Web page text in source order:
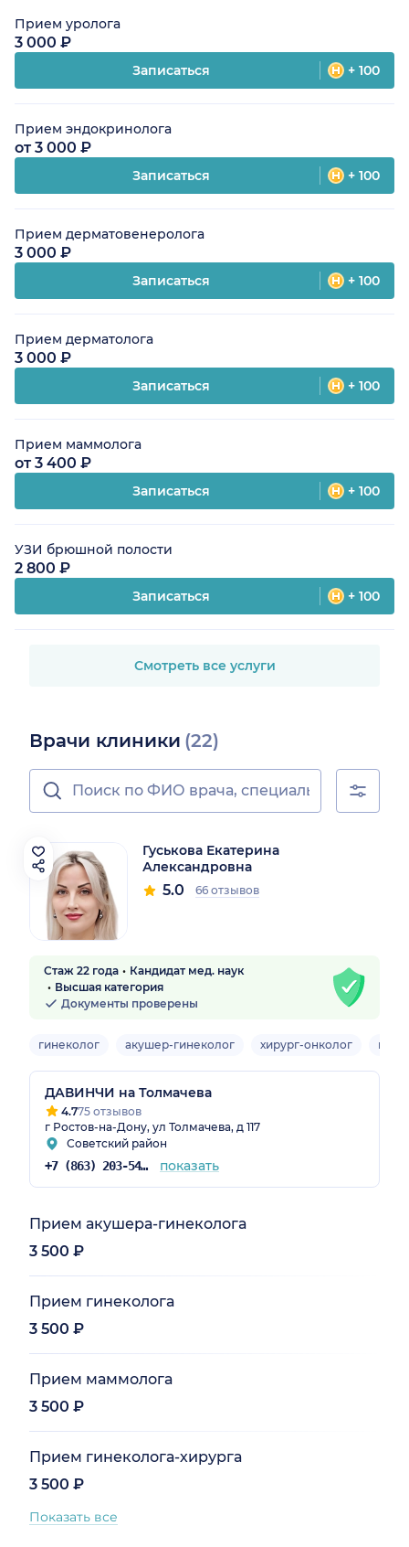
Прием уролога
3 000 ₽
Записаться + 100
Прием эндокринолога
от 3 000 ₽
Записаться + 100
Прием дерматовенеролога
3 000 ₽
Записаться + 100
Прием дерматолога
3 000 ₽
Записаться + 100
Прием маммолога
от 3 400 ₽
Записаться + 100
УЗИ брюшной полости
2 800 ₽
Записаться + 100
Смотреть все услуги
Врачи клиники (22)
Гуськова Екатерина
Александровна
5.0 66 отзывов
Стаж 22 года
Кандидат мед. наук
Высшая категория
Документы проверены
гинеколог акушер-гинеколог хирург-онколог
ДАВИНЧИ на Толмачева
4.775 отзывов
г Ростов-на-Дону, ул Толмачева, д 117
Советский район
+7 (863) 203-54-50 показать
Прием акушера-гинеколога
3 500 ₽
Прием гинеколога
3 500 ₽
Прием маммолога
3 500 ₽
Прием гинеколога-хирурга
3 500 ₽
Показать все